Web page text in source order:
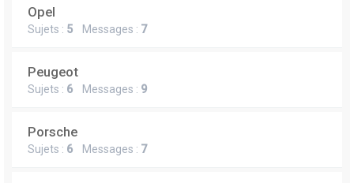
Opel
Sujets : 5 Messages : 7
Peugeot
Sujets : 6 Messages : 9
Porsche
Sujets : 6 Messages : 7